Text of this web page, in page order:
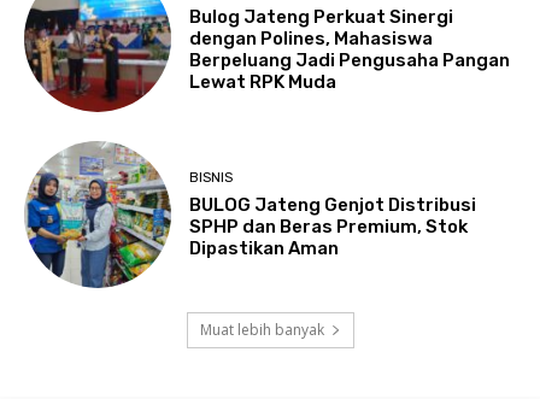
Bulog Jateng Perkuat Sinergi
dengan Polines, Mahasiswa
Berpeluang Jadi Pengusaha Pangan
Lewat RPK Muda
BISNIS
BULOG Jateng Genjot Distribusi
SPHP dan Beras Premium, Stok
Dipastikan Aman
Muat lebih banyak